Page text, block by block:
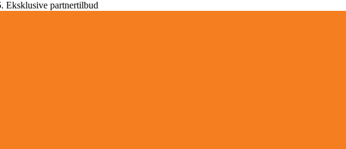
. Eksklusive partnertilbud